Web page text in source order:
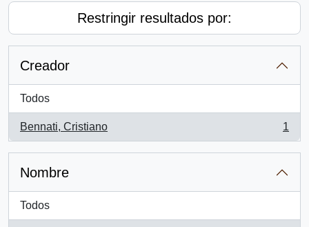
Restringir resultados por:
Creador
Todos
Bennati, Cristiano
, 1 resultados
1
Nombre
Todos